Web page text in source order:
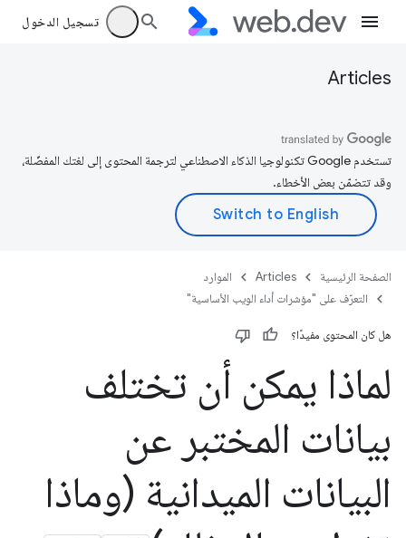
تسجيل الدخول
Articles
تستخدم Google تكنولوجيا الذكاء الاصطناعي لترجمة المحتوى إلى لغتك المفضّلة،
وقد تتضمّن بعض الأخطاء.
الصفحة الرئيسية Articles
الموارد
التعرّف على "مؤشرات أداء الويب الأساسية"
هل كان المحتوى مفيدًا؟
لماذا يمكن أن تختلف
بيانات المختبر عن
البيانات الميدانية (وماذا